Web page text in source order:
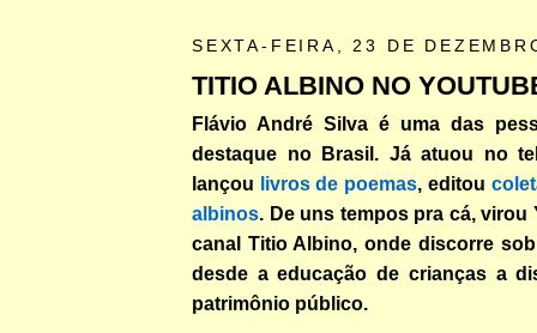
SEXTA-FEIRA, 23 DE
TITIO ALBINO NO
Flávio André Silva é uma das
destaque no Brasil. Já atuou no
lançou livros de poemas , editou
albinos . De uns tempos pra cá,
canal Titio Albino, onde discorre
desde a educação de crianças a
patrimônio público.